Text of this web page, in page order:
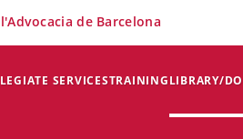
SERVICESTRAININGLIBRARY/
de Barcelona